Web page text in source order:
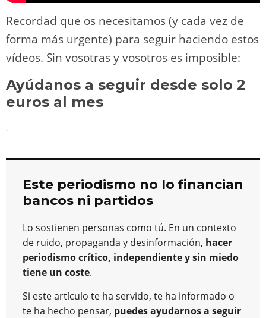
Recordad que os necesitamos (y cada vez de
forma más urgente) para seguir haciendo estos
vídeos. Sin vosotras y vosotros es imposible:
Ayúdanos a seguir desde solo 2
euros al mes
.
Este periodismo no lo financian
bancos ni partidos
Lo sostienen personas como tú. En un contexto
de ruido, propaganda y desinformación, hacer
periodismo crítico, independiente y sin miedo
tiene un coste.
Si este artículo te ha servido, te ha informado o
te ha hecho pensar, puedes ayudarnos a seguir